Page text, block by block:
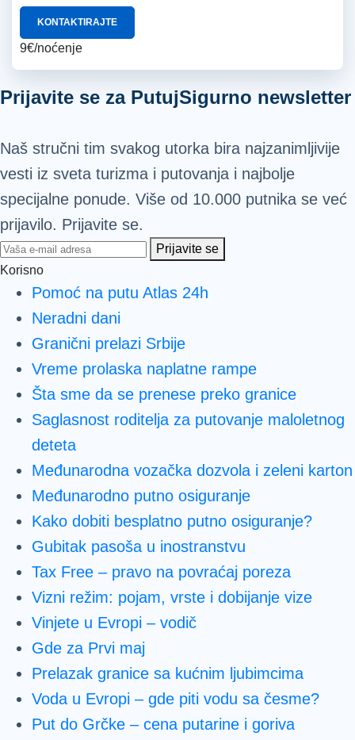
KONTAKTIRAJTE
9€/noćenje
Prijavite se za PutujSigurno newsletter
Naš stručni tim svakog utorka bira najzanimljivije
vesti iz sveta turizma i putovanja i najbolje
specijalne ponude. Više od 10.000 putnika se već
prijavilo. Prijavite se.
Prijavite se
Korisno
Pomoć na putu Atlas 24h
Neradni dani
Granični prelazi Srbije
Vreme prolaska naplatne rampe
Šta sme da se prenese preko granice
Saglasnost roditelja za putovanje maloletnog
deteta
Međunarodna vozačka dozvola i zeleni karton
Međunarodno putno osiguranje
Kako dobiti besplatno putno osiguranje?
Gubitak pasoša u inostranstvu
Tax Free – pravo na povraćaj poreza
Vizni režim: pojam, vrste i dobijanje vize
Vinjete u Evropi – vodič
Gde za Prvi maj
Prelazak granice sa kućnim ljubimcima
Voda u Evropi – gde piti vodu sa česme?
Put do Grčke – cena putarine i goriva